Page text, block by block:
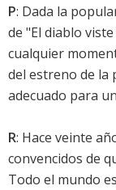
P: Dada la
de "El diablo
cualquier
del estreno de la
adecuado para
R: Hace veinte
convencidos de
Todo el mundo